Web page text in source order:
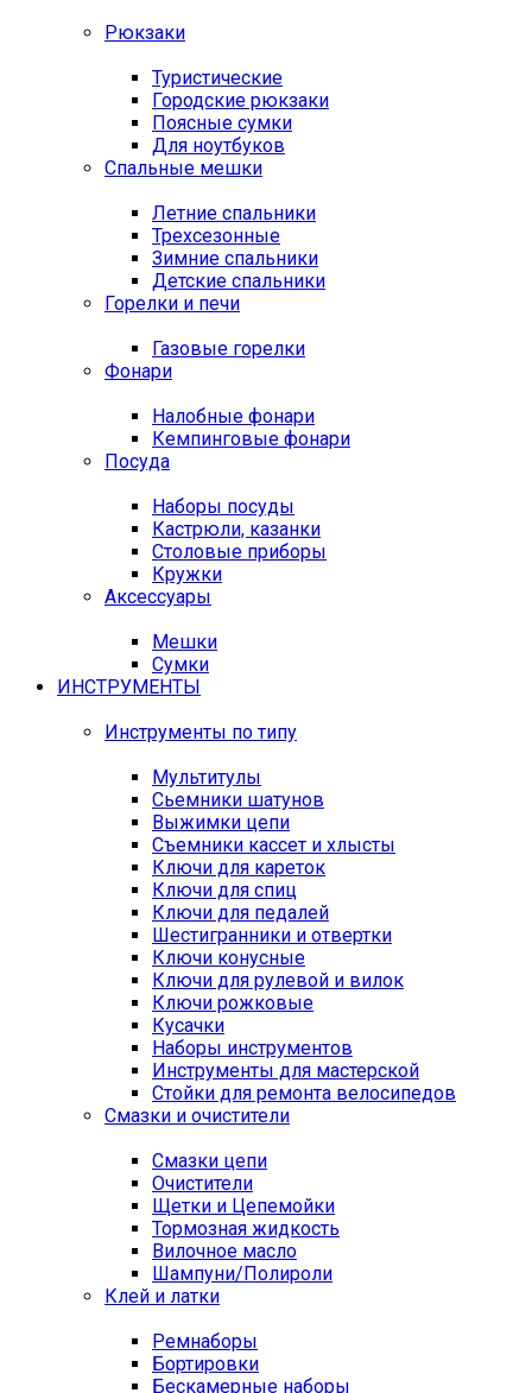
Рюкзаки
Туристические
Городские рюкзаки
Поясные сумки
Для ноутбуков
Спальные мешки
Летние спальники
Трехсезонные
Зимние спальники
Детские спальники
Горелки и печи
Газовые горелки
Фонари
Налобные фонари
Кемпинговые фонари
Посуда
Наборы посуды
Кастрюли, казанки
Столовые приборы
Кружки
Аксессуары
Мешки
Сумки
ИНСТРУМЕНТЫ
Инструменты по типу
Мультитулы
Сьемники шатунов
Выжимки цепи
Съемники кассет и хлысты
Ключи для кареток
Ключи для спиц
Ключи для педалей
Шестигранники и отвертки
Ключи конусные
Ключи для рулевой и вилок
Ключи рожковые
Кусачки
Наборы инструментов
Инструменты для мастерской
Стойки для ремонта велосипедов
Смазки и очистители
Смазки цепи
Очистители
Щетки и Цепемойки
Тормозная жидкость
Вилочное масло
Шампуни/Полироли
Клей и латки
Ремнаборы
Бортировки
Бескамерные наборы